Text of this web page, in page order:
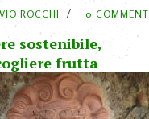
ROCCHI 0 COMMENT
sostenibile,
frutta